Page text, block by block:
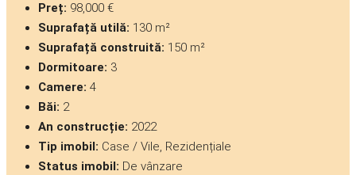
Preț: 98,000 €
Suprafață utilă: 130 m²
Suprafață construită: 150 m²
Dormitoare: 3
Camere: 4
Băi: 2
An construcție: 2022
Tip imobil: Case / Vile, Rezidențiale
Status imobil: De vânzare